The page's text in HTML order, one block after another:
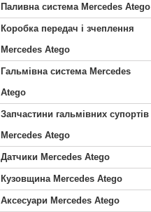
Паливна система Mercedes Atego
Коробка передач і зчеплення
Mercedes Atego
Гальмівна система Mercedes
Atego
Запчастини гальмівних супортів
Mercedes Atego
Датчики Mercedes Atego
Кузовщина Mercedes Atego
Аксесуари Mercedes Atego